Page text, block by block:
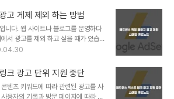
다는 ..
광고는 웹 사이트 페이지 상단에 노출
적으로 승인한 매게 변수를 사이트에
고가 표시되도록 할 수 있습니다. 애드
려 없이 할 수 있는 방법입니다. 구글
하단에 게제 되기를 원하는 게시자가
치 했을때 ..
고 게제 제외 하는 방법
니다. 웹 사이트나 블로그를 운영하다
서 광고를 제외 하고 싶을 때가 있습니
정보 취급 방침 페이지 등이 있겠는데
이지 광고 제외 방법 1. 애드센스에
이지를 진입합니다. 2. 광고를 제외
치한 펜 모양의 아이콘을 클릭합니다.
크 광고 단위 지원 중단
텐츠 키워드에 따라 관련된 광고를 사
용자의 기록과 방문 페이지에 따라 광